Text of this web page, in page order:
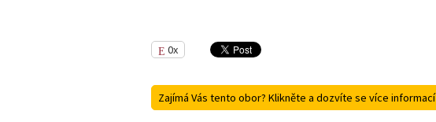
0x
Zajímá Vás tento obor? Klikněte a dozvíte se více informací